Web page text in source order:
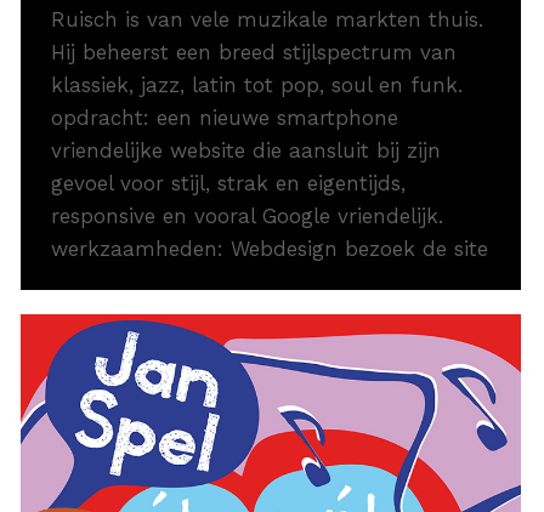
Ruisch is van vele muzikale markten thuis.
Hij beheerst een breed stijlspectrum van
klassiek, jazz, latin tot pop, soul en funk.
opdracht: een nieuwe smartphone
vriendelijke website die aansluit bij zijn
gevoel voor stijl, strak en eigentijds,
responsive en vooral Google vriendelijk.
werkzaamheden: Webdesign bezoek de site